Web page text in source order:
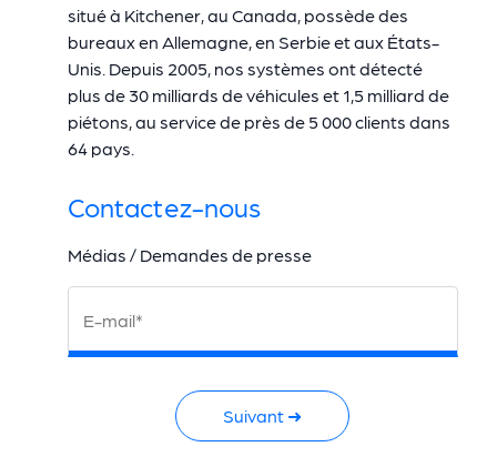
situé à Kitchener, au Canada, possède des
bureaux en Allemagne, en Serbie et aux États-
Unis. Depuis 2005, nos systèmes ont détecté
plus de 30 milliards de véhicules et 1,5 milliard de
piétons, au service de près de 5 000 clients dans
64 pays.
Contactez-nous
Médias / Demandes de presse
E-mail*
Suivant ➜